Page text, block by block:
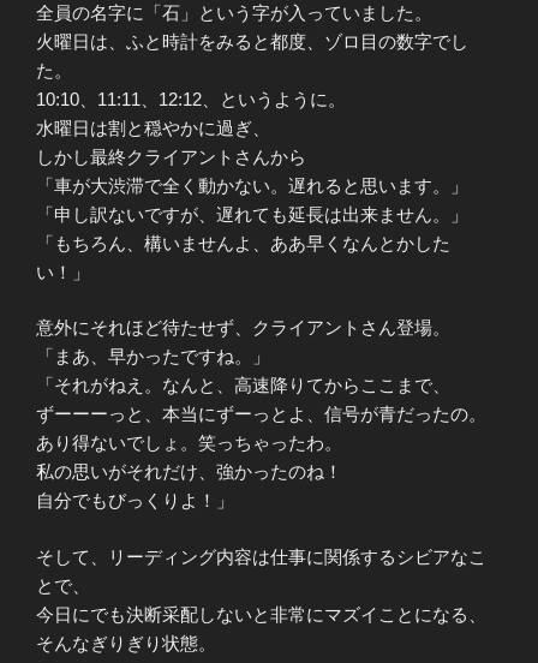
全員の名字に「石」という字が入っていました。
火曜日は、ふと時計をみると都度、ゾロ目の数字でし
た。
10:10、11:11、12:12、というように。
水曜日は割と穏やかに過ぎ、
しかし最終クライアントさんから
「車が大渋滞で全く動かない。遅れると思います。」
「申し訳ないですが、遅れても延長は出来ません。」
「もちろん、構いませんよ、ああ早くなんとかした
い！」
意外にそれほど待たせず、クライアントさん登場。
「まあ、早かったですね。」
「それがねえ。なんと、高速降りてからここまで、
ずーーーっと、本当にずーっとよ、信号が青だったの。
あり得ないでしょ。笑っちゃったわ。
私の思いがそれだけ、強かったのね！
自分でもびっくりよ！」
そして、リーディング内容は仕事に関係するシビアなこ
とで、
今日にでも決断采配しないと非常にマズイことになる、
そんなぎりぎり状態。